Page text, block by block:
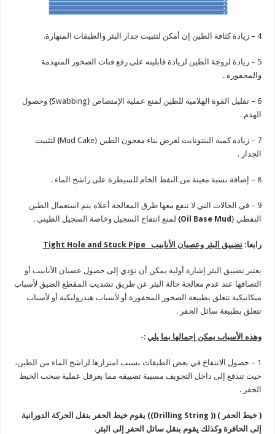
4 – زيادة كثافة الطين إن أمكن لتثبيت جدار البئر والطبقات المنهارة.
5 – زيادة لزوجة الطين لزيادة قابليته على رفع فتات الصخور المتهدمة
والمحفورة .
6 – تقليل القوة الهلامية للطين لمنع عملية الإمتصاص {Swabbing} وحصول
الهدم .
7 – زيادة كمية البنتونايت لغرض بناء معجون الطين {Mud Cake} لتثبيت
الجدار .
8 – إضافة نسبة معينة من النفط الخام للسيطرة على راشح الماء .
9 – في الحالات التي لا تنفع معها طرق المعالجة أعلاه يتم استعمال الطين
النفطي {Oil Base Mud} لمنع انتفاخ السجيل وخاصة السجيل الطيني .
رابعا:تضييق البئر وعصيان الأنابيبTight Hole and Stuck Pipe
يعتبر تضييق البئر إشارة أولية يمكن أن تؤدي إلى حصول عصيان الأنابيب أو
التصاقها عند عدم معالجة حالة البئر عن طريق تشذيب المقطع الضيق لأسباب
ميكانيكية تتعلق بطبيعة الصخور المحفورة أو لأسباب هيدروليكية أو لأسباب
تتعلق بطبيعة سائل الحفر .
وهذه الأسباب يمكن إجمالها بما يلي :-
1 – حصول الانتفاخ في بعض الطبقات بسبب امتزازها لراشح الماء من الطين،
حيث تندفع إلى داخل التجويف مسببة تضييقه مما يعرقل عملية سحب الخيط
الحفر .
( خيط الحفر ) (( Drilling String
)) يقوم خيط الحفر بنقل الحركة الدورانية
إلى الحافرة وكذلك يقوم بنقل سائل الحفر إلى البئر.